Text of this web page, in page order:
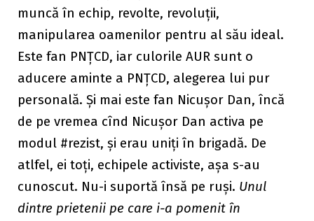
muncă în echip, revolte, revoluții,
manipularea oamenilor pentru al său ideal.
Este fan PNȚCD, iar culorile AUR sunt o
aducere aminte a PNȚCD, alegerea lui pur
personală. Și mai este fan Nicușor Dan, încă
de pe vremea cînd Nicușor Dan activa pe
modul #rezist, și erau uniți în brigadă. De
atlfel, ei toți, echipele activiste, așa s-au
cunoscut. Nu-i suportă însă pe ruși. Unul
dintre prietenii pe care i-a pomenit în